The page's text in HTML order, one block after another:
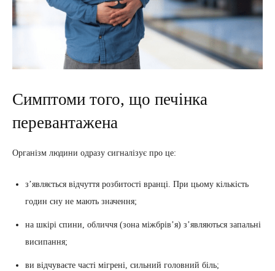
Симптоми того, що печінка
перевантажена
Організм людини одразу сигналізує про це:
з’являється відчуття розбитості вранці. При цьому кількість
годин сну не мають значення;
на шкірі спини, обличчя (зона міжбрів’я) з’являються запальні
висипання;
ви відчуваєте часті мігрені, сильний головний біль;